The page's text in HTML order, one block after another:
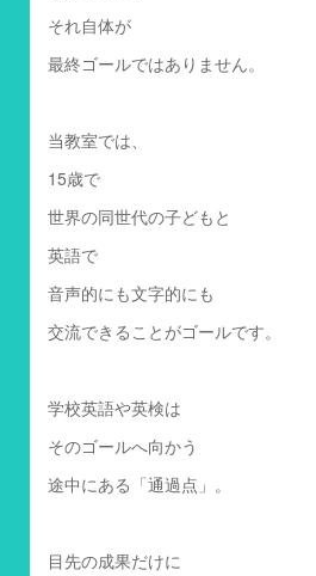
それ自体が
最終ゴールではありません。
当教室では、
15歳で
世界の同世代の子どもと
英語で
音声的にも文字的にも
交流できることがゴールです。
学校英語や英検は
そのゴールへ向かう
途中にある「通過点」。
目先の成果だけに